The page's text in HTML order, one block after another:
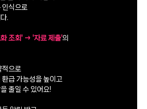
인식으로
.
조회' → '자료 제출'의
적으로
급 가능성을 높이고
줄일 수 있어요!